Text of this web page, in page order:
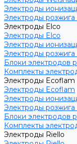
Электроды
Электроды
Электроды Elco
Электроды Elco
Электроды
Электроды розжига
Блоки электродов
Комплекты
Электроды Ecoflam
Электроды Ecoflam
Электроды
Электроды
Блоки электродов
Комплекты
Электроды Riello